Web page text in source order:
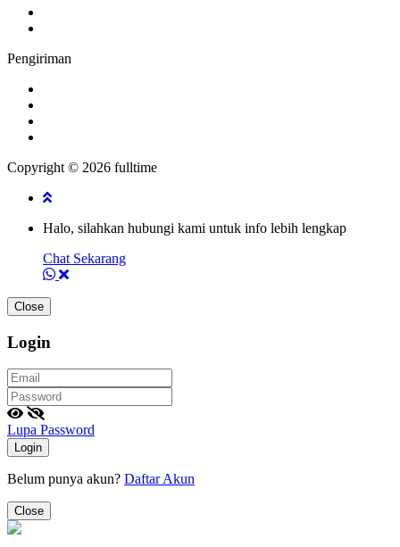
Pengiriman
Copyright © 2026 fulltime
Halo, silahkan hubungi kami untuk info lebih lengkap
Chat Sekarang
Close
Login
Lupa Password
Login
Belum punya akun? Daftar Akun
Close